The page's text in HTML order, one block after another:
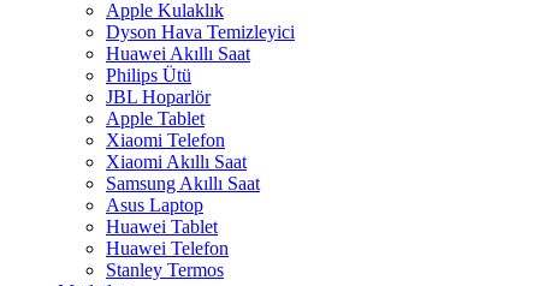
Apple Kulaklık
Dyson Hava Temizleyici
Huawei Akıllı Saat
Philips Ütü
JBL Hoparlör
Apple Tablet
Xiaomi Telefon
Xiaomi Akıllı Saat
Samsung Akıllı Saat
Asus Laptop
Huawei Tablet
Huawei Telefon
Stanley Termos